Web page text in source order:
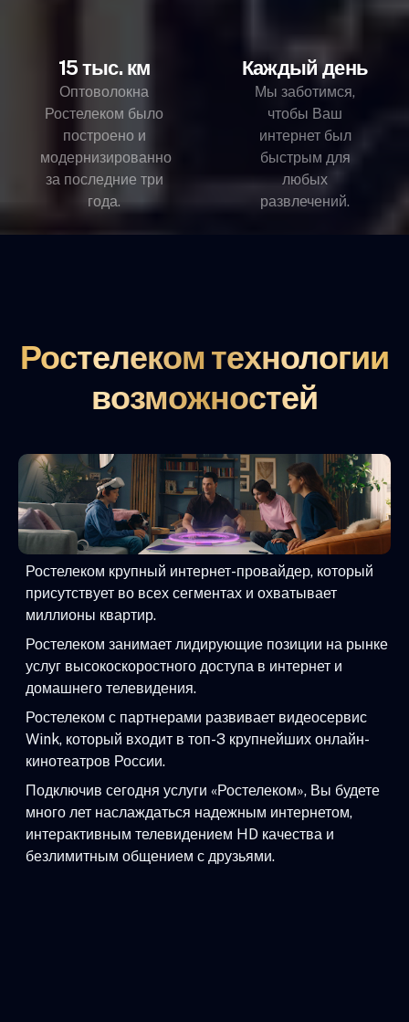
15 тыс. км
Оптоволокна
Ростелеком было
построено и
модернизированно
за последние три
года.
Каждый день
Мы заботимся,
чтобы Ваш
интернет был
быстрым для
любых
развлечений.
Ростелеком технологии
возможностей
Ростелеком крупный интернет-провайдер, который
присутствует во всех сегментах и охватывает
миллионы квартир.
Ростелеком занимает лидирующие позиции на рынке
услуг высокоскоростного доступа в интернет и
домашнего телевидения.
Ростелеком с партнерами развивает видеосервис
Wink, который входит в топ-3 крупнейших онлайн-
кинотеатров России.
Подключив сегодня услуги «Ростелеком», Вы будете
много лет наслаждаться надежным интернетом,
интерактивным телевидением HD качества и
безлимитным общением с друзьями.